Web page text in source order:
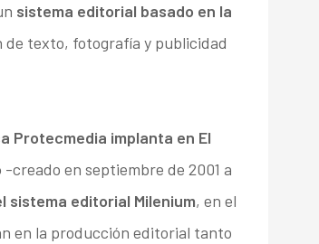
sistema editorial basado en la
de texto, fotografía y publicidad
Protecmedia implanta en El
-creado en septiembre de 2001 a
sistema editorial Milenium, en el
en la producción editorial tanto